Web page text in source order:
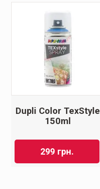
Dupli Color TexStyle
150ml
299 грн.